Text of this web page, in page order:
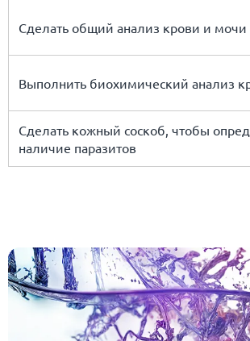
Сделать общий анализ крови и мочи
Выполнить биохимический анализ
Сделать кожный соскоб, чтобы
наличие паразитов